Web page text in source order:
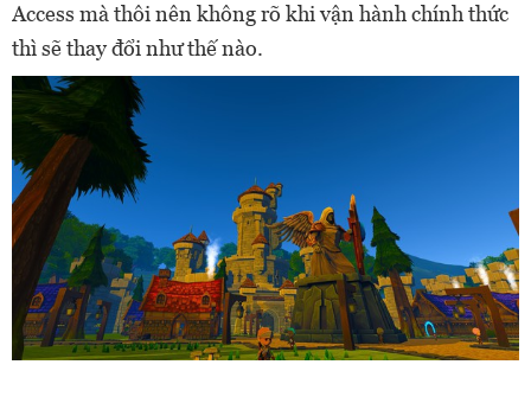
Access mà thôi nên không rõ khi vận hành chính thức
thì sẽ thay đổi như thế nào.